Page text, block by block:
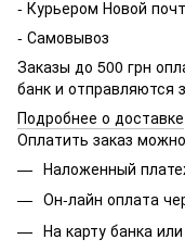
- Курьером Новой
- Самовывоз
Заказы до 500 грн
банк и отправляются
Подробнее о доставке
Оплатить заказ
Наложенный
Он-лайн оплата
На карту банка